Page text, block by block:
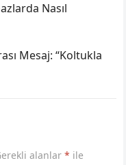
Nasıl
Mesaj: “Koltukla
alanlar* ile